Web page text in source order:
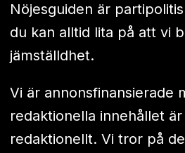
Nöjesguiden är
du kan alltid lita på att vi
jämställdhet.
Vi är annonsfinansierade
redaktionella innehållet är
redaktionellt. Vi tror på